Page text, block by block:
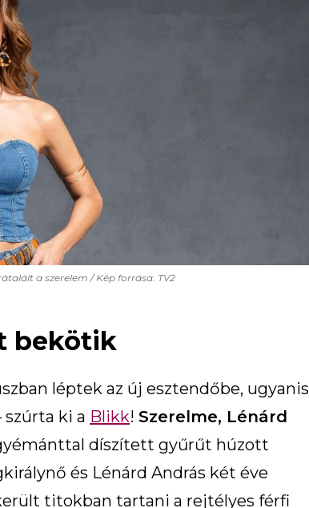
a szerelem / Kép forrása: TV2
bekötik
léptek az új esztendőbe, ugyanis
szúrta ki a Blikk! Szerelme, Lénárd
díszített gyűrűt húzott
és Lénárd András két éve
titokban tartani a rejtélyes férfi